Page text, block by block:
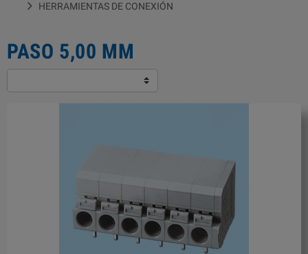
HERRAMIENTAS DE CONEXIÓN
PASO 5,00 MM